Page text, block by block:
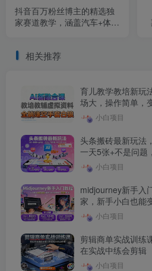
抖音百万粉丝博主的精选独
家赛道教学，涵盖汽车+体育
相关推荐
育儿教学教培新玩
场大，操作简单，
小白项目
头条搬砖最新玩法
一天5张+不是问题
小白项目
midjourney新手入
家，新手小白也能
小白项目
剪辑商单实战训练
在实战中练会剪辑
小白项目